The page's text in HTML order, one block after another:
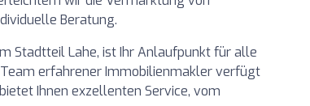
Beratung.
Stadtteil Lahe, ist Ihr Anlaufpunkt für alle
erfahrener Immobilienmakler verfügt
Ihnen exzellenten Service, vom